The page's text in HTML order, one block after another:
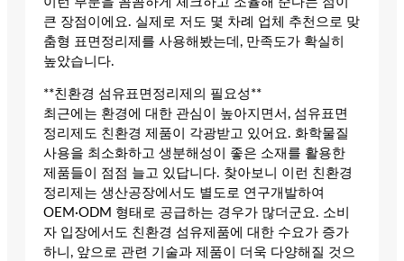
큰 장점이에요. 실제로 저도 몇 차례 업체 추천으로 맞
춤형 표면정리제를 사용해봤는데, 만족도가 확실히
높았습니다.
**친환경 섬유표면정리제의 필요성**
최근에는 환경에 대한 관심이 높아지면서, 섬유표면
정리제도 친환경 제품이 각광받고 있어요. 화학물질
사용을 최소화하고 생분해성이 좋은 소재를 활용한
제품들이 점점 늘고 있답니다. 찾아보니 이런 친환경
정리제는 생산공장에서도 별도로 연구개발하여
OEM·ODM 형태로 공급하는 경우가 많더군요. 소비
자 입장에서도 친환경 섬유제품에 대한 수요가 증가
하니, 앞으로 관련 기술과 제품이 더욱 다양해질 것으